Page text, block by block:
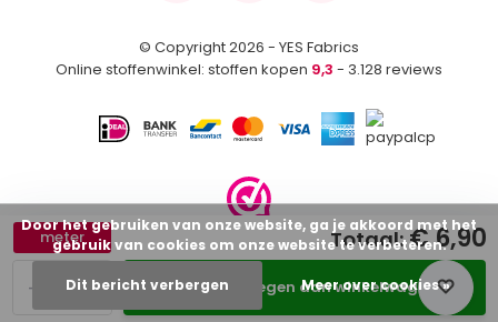
+
-
meter
Toevoegen aan winkelwagen
Totaal:€ 6,90
© Copyright 2026 - YES Fabrics
Online stoffenwinkel: stoffen kopen 9,3 - 3.128 reviews
Door het gebruiken van onze website, ga je akkoord met het
gebruik van cookies om onze website te verbeteren.
Dit bericht verbergen Meer over cookies »